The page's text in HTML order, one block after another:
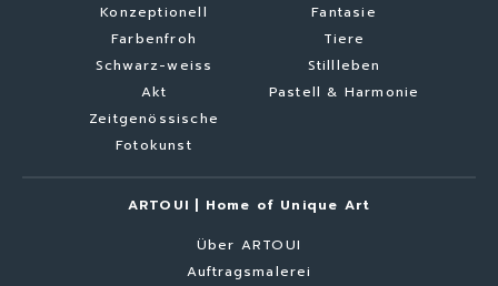
Konzeptionell
Farbenfroh
Schwarz-weiss
Akt
Zeitgenössische
Fotokunst
Fantasie
Tiere
Stillleben
Pastell & Harmonie
ARTOUI | Home of Unique Art
Über ARTOUI
Auftragsmalerei